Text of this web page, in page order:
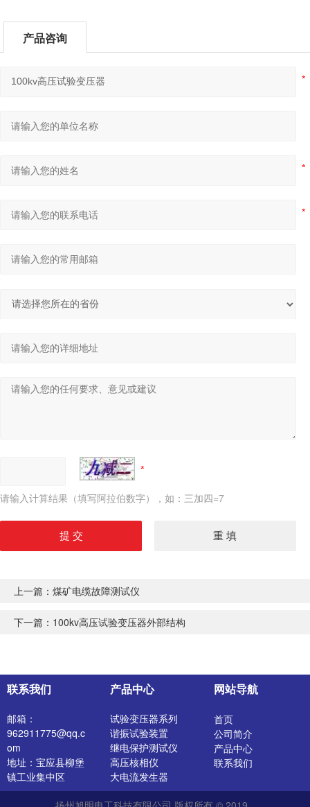
产品咨询
请输入计算结果（填写阿拉伯数字），如：三加四=7
上一篇： 煤矿电缆故障测试仪
下一篇： 100kv高压试验变压器外部结构
联系我们
邮箱：
962911775@qq.c
om
地址：宝应县柳堡
镇工业集中区
产品中心
试验变压器系列
谐振试验装置
继电保护测试仪
高压核相仪
大电流发生器
开关特性测试仪
网站导航
首页
公司简介
产品中心
联系我们